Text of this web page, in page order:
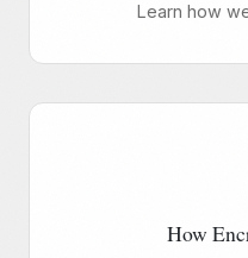
Learn how
How